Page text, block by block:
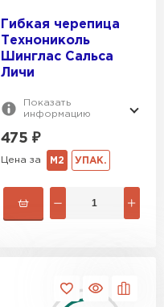
Гибкая черепица
Технониколь
Шинглас Сальса
Личи
Показать
информацию
475 ₽
Цена за М2 УПАК.